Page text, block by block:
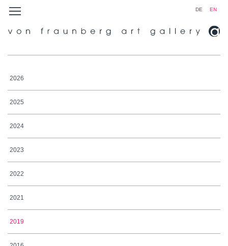
DE EN
2026
2025
2024
2023
2022
2021
2019